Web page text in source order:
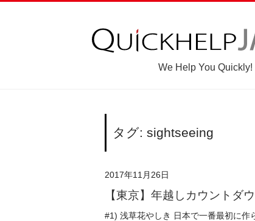
We Help You Quickly!
タグ: sightseeing
2017年11月26日
【東京】年越しカウントダ
#1) 浅草花やしき 日本で一番最初に